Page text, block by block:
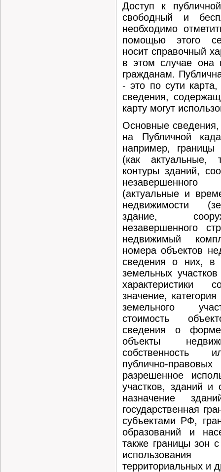
Доступ к
свободный и
необходимо
помощью этого
носит справочный
в этом случае она
гражданам.
- это по сути
сведения,
карту могут
Основные
на Публичной
например, границы
(как
контуры зданий,
(актуальные и
недвижимости
здание,
незавершенного
недвижимый
номера объектов
сведения о них, в
земельных
значение,
земельного
стоимость
сведения о форме
объекты
собственность
публично-
разрешенное
участков, зданий и
назначение
государственная
субъектами РФ,
образований и
также границы зон
территориальных и